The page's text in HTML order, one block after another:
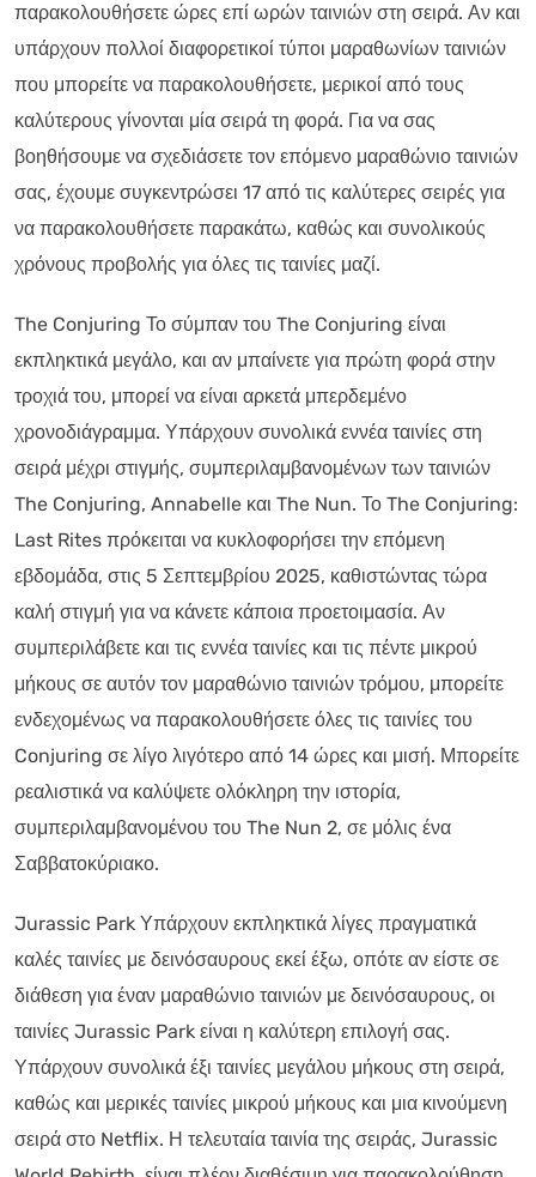
παρακολουθήσετε ώρες επί ωρών ταινιών στη σειρά. Αν και
υπάρχουν πολλοί διαφορετικοί τύποι μαραθωνίων ταινιών
που μπορείτε να παρακολουθήσετε, μερικοί από τους
καλύτερους γίνονται μία σειρά τη φορά. Για να σας
βοηθήσουμε να σχεδιάσετε τον επόμενο μαραθώνιο ταινιών
σας, έχουμε συγκεντρώσει 17 από τις καλύτερες σειρές για
να παρακολουθήσετε παρακάτω, καθώς και συνολικούς
χρόνους προβολής για όλες τις ταινίες μαζί.
The Conjuring Το σύμπαν του The Conjuring είναι
εκπληκτικά μεγάλο, και αν μπαίνετε για πρώτη φορά στην
τροχιά του, μπορεί να είναι αρκετά μπερδεμένο
χρονοδιάγραμμα. Υπάρχουν συνολικά εννέα ταινίες στη
σειρά μέχρι στιγμής, συμπεριλαμβανομένων των ταινιών
The Conjuring, Annabelle και The Nun. Το The Conjuring:
Last Rites πρόκειται να κυκλοφορήσει την επόμενη
εβδομάδα, στις 5 Σεπτεμβρίου 2025, καθιστώντας τώρα
καλή στιγμή για να κάνετε κάποια προετοιμασία. Αν
συμπεριλάβετε και τις εννέα ταινίες και τις πέντε μικρού
μήκους σε αυτόν τον μαραθώνιο ταινιών τρόμου, μπορείτε
ενδεχομένως να παρακολουθήσετε όλες τις ταινίες του
Conjuring σε λίγο λιγότερο από 14 ώρες και μισή. Μπορείτε
ρεαλιστικά να καλύψετε ολόκληρη την ιστορία,
συμπεριλαμβανομένου του The Nun 2, σε μόλις ένα
Σαββατοκύριακο.
Jurassic Park Υπάρχουν εκπληκτικά λίγες πραγματικά
καλές ταινίες με δεινόσαυρους εκεί έξω, οπότε αν είστε σε
διάθεση για έναν μαραθώνιο ταινιών με δεινόσαυρους, οι
ταινίες Jurassic Park είναι η καλύτερη επιλογή σας.
Υπάρχουν συνολικά έξι ταινίες μεγάλου μήκους στη σειρά,
καθώς και μερικές ταινίες μικρού μήκους και μια κινούμενη
σειρά στο Netflix. Η τελευταία ταινία της σειράς, Jurassic